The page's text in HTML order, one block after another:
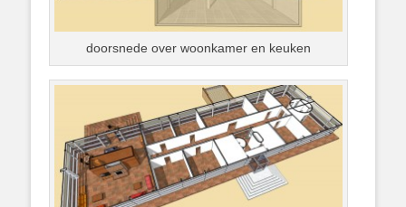
doorsnede over woonkamer en keuken